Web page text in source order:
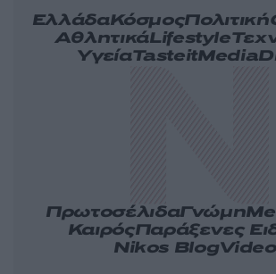
ΕλλάδαΚόσμοςΠολιτική
ΑθλητικάLifestyle
ΥγείαTasteitMedia
ΠρωτοσέλιδαΓνώμη
ΚαιρόςΠαράξενες
Nikos Blog